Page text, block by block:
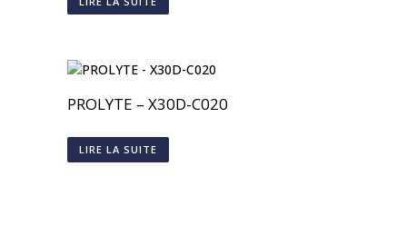
PROLYTE – X30D-C020
LIRE LA SUITE